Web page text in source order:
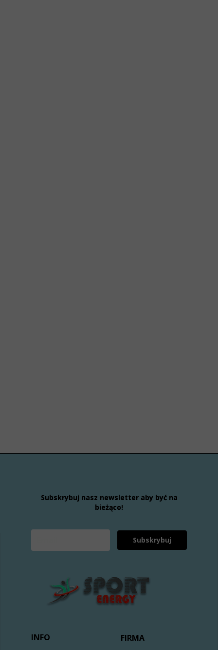
FIRMA
Subskrybuj nasz newsletter aby być na
bieżąco!
Subskrybuj
INFO